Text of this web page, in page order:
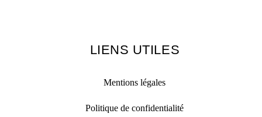
LIENS UTILES
Mentions légales
Politique de confidentialité